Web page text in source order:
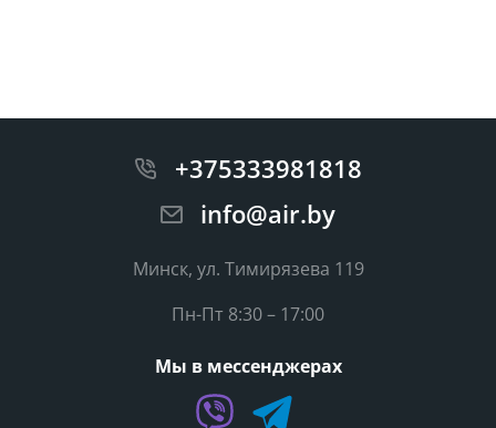
+375333981818
info@air.by
Минск, ул. Тимирязева 119
Пн-Пт 8:30 – 17:00
Мы в мессенджерах